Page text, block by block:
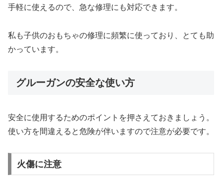
手軽に使えるので、急な修理にも対応できます。
私も子供のおもちゃの修理に頻繁に使っており、とても助
かっています。
グルーガンの安全な使い方
安全に使用するためのポイントを押さえておきましょう。
使い方を間違えると危険が伴いますので注意が必要です。
火傷に注意